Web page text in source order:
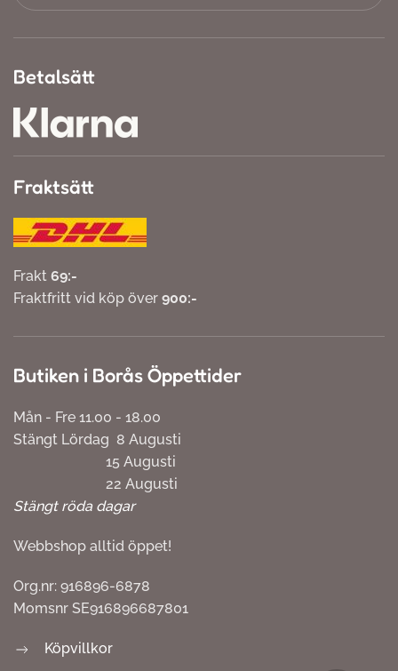
Betalsätt
Fraktsätt
Frakt 69:-
Fraktfritt vid köp över 900:-
Butiken i Borås Öppettider
Mån - Fre 11.00 - 18.00
Stängt Lördag 8 Augusti
15 Augusti
22 Augusti
Stängt röda dagar
Webbshop alltid öppet!
Org.nr: 916896-6878
Momsnr SE916896687801
Köpvillkor